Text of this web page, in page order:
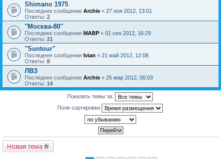
Shimano 1975
Последнее сообщение Archie « 27 ноя 2012, 13:01
Ответы: 2
"Москва-80"
Последнее сообщение MABP « 01 сен 2012, 16:29
Ответы: 21
"Suntour"
Последнее сообщение Ivian « 21 май 2012, 12:08
Ответы: 8
ЛВЗ
Последнее сообщение Archie « 25 мар 2012, 00:03
Ответы: 14
Показать темы за:
Поле сортировки
Новая тема